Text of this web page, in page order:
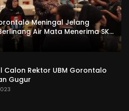
Meningal Jelang
Air Mata Menerima SKL
Calon Rektor UBM Gorontalo
Gugur